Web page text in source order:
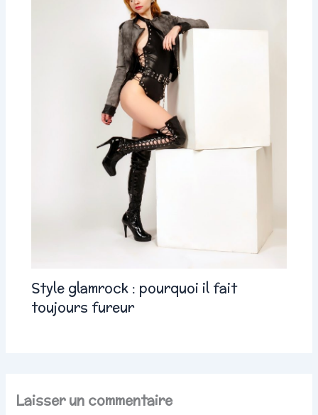
Style glamrock : pourquoi il fait
toujours fureur
Laisser un commentaire